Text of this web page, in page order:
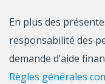
En plus des
responsabilité des
demande d’aide
Règles générales